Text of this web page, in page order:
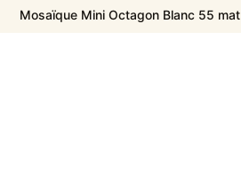
Mosaïque Mini Octagon Blanc 55 mat